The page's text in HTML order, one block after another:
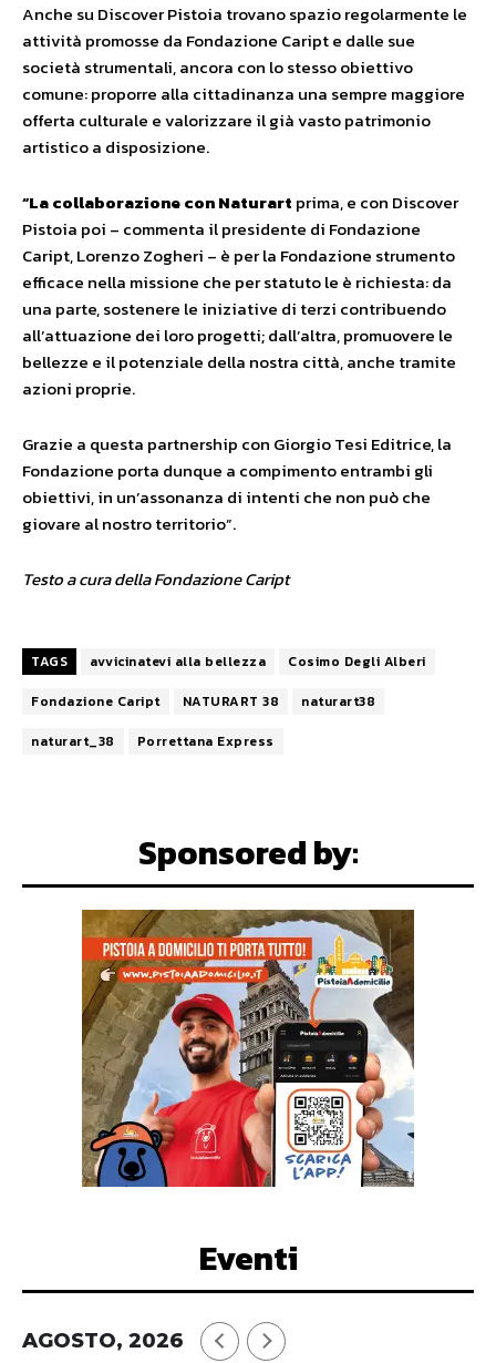
Anche su Discover Pistoia trovano spazio regolarmente le
attività promosse da Fondazione Caript e dalle sue
società strumentali, ancora con lo stesso obiettivo
comune: proporre alla cittadinanza una sempre maggiore
offerta culturale e valorizzare il già vasto patrimonio
artistico a disposizione.
“Lacollaborazionecon Naturart prima, e con Discover
Pistoia poi – commenta il presidente di Fondazione
Caript, Lorenzo Zogheri – è per la Fondazione strumento
efficace nella missione che per statuto le è richiesta: da
una parte, sostenere le iniziative di terzi contribuendo
all’attuazione dei loro progetti; dall’altra, promuovere le
bellezze e il potenziale della nostra città, anche tramite
azioni proprie.
Grazie a questa partnership con Giorgio Tesi Editrice, la
Fondazione porta dunque a compimento entrambi gli
obiettivi, in un’assonanza di intenti che non può che
giovare al nostro territorio”.
Testo a cura della Fondazione Caript
TAGS avvicinatevi alla bellezza
Cosimo Degli Alberi
Fondazione Caript
NATURART 38
naturart38
naturart_38
Porrettana Express
Sponsored by:
Eventi
AGOSTO, 2026